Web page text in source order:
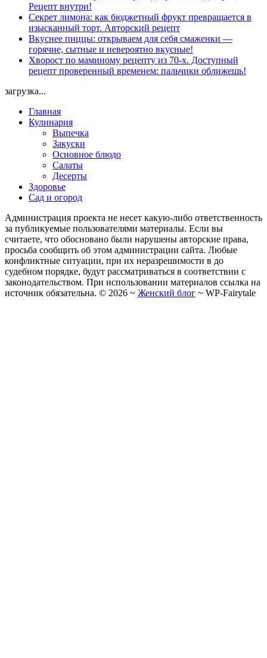
Рецепт внутри!
Секрет лимона: как бюджетный фрукт превращается в
изысканный торт. Авторский рецепт
Вкуснее пиццы: открываем для себя смаженки —
горячие, сытные и невероятно вкусные!
Хворост по маминому рецепту из 70-х. Доступный
рецепт проверенный временем: пальчики оближешь!
загрузка...
Главная
Кулинария
Выпечка
Закуски
Основное блюдо
Салаты
Десерты
Здоровье
Сад и огород
Администрация проекта не несет какую-либо ответственность
за публикуемые пользователями материалы. Если вы
считаете, что обосновано были нарушены авторские права,
просьба сообщить об этом администрации сайта. Любые
конфликтные ситуации, при их неразрешимости в до
судебном порядке, будут рассматриваться в соответствии с
законодательством. При использовании материалов ссылка на
источник обязательна. © 2026 ~ Женский блог ~ WP-Fairytale